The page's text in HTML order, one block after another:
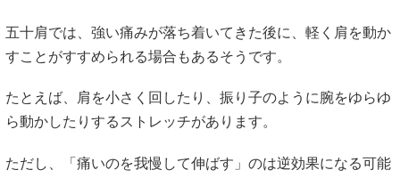
五十肩では、強い痛みが落ち着いてきた後に、軽く肩を動か
すことがすすめられる場合もあるそうです。
たとえば、肩を小さく回したり、振り子のように腕をゆらゆ
ら動かしたりするストレッチがあります。
ただし、「痛いのを我慢して伸ばす」のは逆効果になる可能